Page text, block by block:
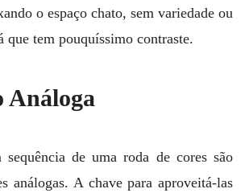
o espaço chato, sem variedade ou
que tem pouquíssimo contraste.
Análoga
de uma roda de cores são
análogas. A chave para aproveitá-las